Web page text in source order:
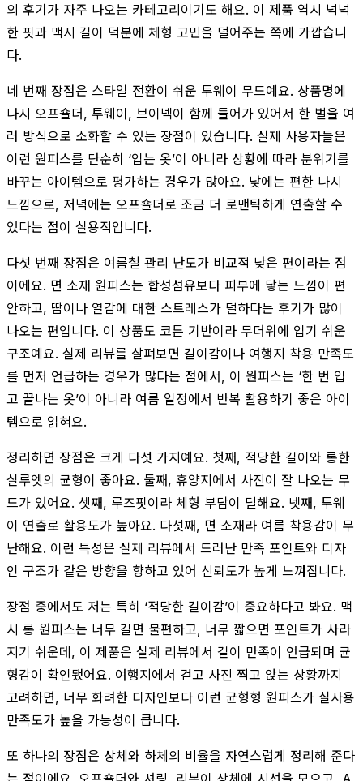
의 후기가 자주 나오는 카테고리이기도 해요. 이 제품 역시 넉넉
한 핏과 맥시 길이 덕분에 체형 고민을 덜어주는 쪽에 가깝습니
다.
네 번째 장점은 스타일 전환이 쉬운 투웨이 무드예요. 상품명에
나시 오프숄더, 투웨이, 브이넥이 함께 들어가 있어서 한 벌을 여
러 방식으로 소화할 수 있는 장점이 있습니다. 실제 사용자들은
이런 원피스를 단순히 ‘입는 옷’이 아니라 상황에 따라 분위기를
바꾸는 아이템으로 평가하는 경우가 많아요. 낮에는 편한 나시
느낌으로, 저녁에는 오프숄더로 조금 더 로맨틱하게 연출할 수
있다는 점이 실용적입니다.
다섯 번째 장점은 여름철 관리 난도가 비교적 낮은 편이라는 점
이에요. 면 소재 원피스는 합성섬유보다 피부에 닿는 느낌이 편
안하고, 땀이나 열감에 대한 스트레스가 덜하다는 후기가 많이
나오는 편입니다. 이 상품도 코튼 기반이라 무더위에 입기 쉬운
구조예요. 실제 리뷰를 살펴보면 길이감이나 여행지 착용 만족도
를 먼저 언급하는 경우가 많다는 점에서, 이 원피스는 ‘한 번 입
고 끝나는 옷’이 아니라 여름 일정에서 반복 활용하기 좋은 아이
템으로 읽혀요.
정리하면 장점은 크게 다섯 가지예요. 첫째, 적당한 길이와 롱한
실루엣의 균형이 좋아요. 둘째, 휴양지에서 사진이 잘 나오는 무
드가 있어요. 셋째, 루즈핏이라 체형 부담이 덜해요. 넷째, 투웨
이 연출로 활용도가 높아요. 다섯째, 면 소재라 여름 착용감이 무
난해요. 이런 특성은 실제 리뷰에서 드러난 만족 포인트와 디자
인 구조가 같은 방향을 향하고 있어 신뢰도가 높게 느껴집니다.
장점 중에서도 저는 특히 ‘적당한 길이감’이 중요하다고 봐요. 맥
시 롱 원피스는 너무 길면 불편하고, 너무 짧으면 포인트가 사라
지기 쉬운데, 이 제품은 실제 리뷰에서 길이 만족이 언급되며 균
형감이 확인됐어요. 여행지에서 걷고 사진 찍고 앉는 상황까지
고려하면, 너무 화려한 디자인보다 이런 균형형 원피스가 실사용
만족도가 높을 가능성이 큽니다.
또 하나의 장점은 상체와 하체의 비율을 자연스럽게 정리해 준다